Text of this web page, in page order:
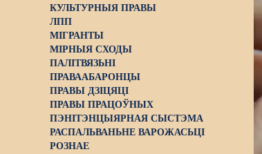
КУЛЬТУРНЫЯ ПРАВЫ
ЛПП
МІГРАНТЫ
МІРНЫЯ СХОДЫ
ПАЛІТВЯЗЬНІ
ПРАВААБАРОНЦЫ
ПРАВЫ ДЗІЦЯЦІ
ПРАВЫ ПРАЦОЎНЫХ
ПЭНІТЭНЦЫЯРНАЯ СЫСТЭМА
РАСПАЛЬВАНЬНЕ ВАРОЖАСЬЦІ
РОЗНАЕ